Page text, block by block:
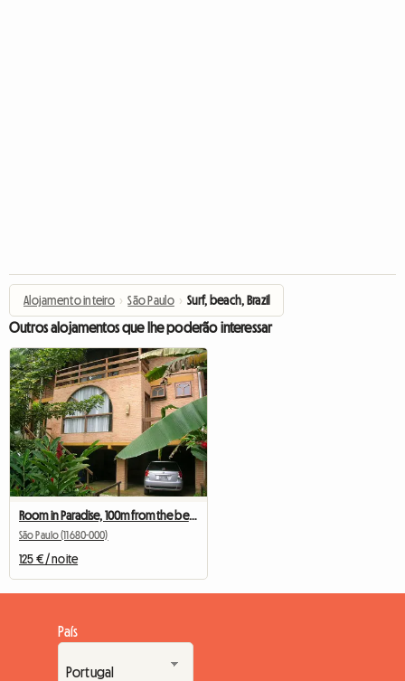
Alojamento inteiro › São Paulo › Surf, beach, Brazil
Outros alojamentos que lhe poderão interessar
Room in Paradise, 100m from the beach
São Paulo (11680-000)
125 € / noite
País